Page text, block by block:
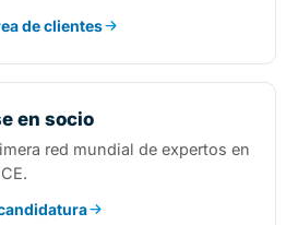
de clientes
en socio
red mundial de expertos en